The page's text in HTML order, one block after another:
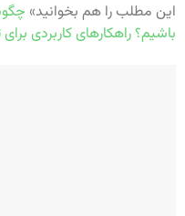
این مطلب را هم بخوانید»
باشیم؟ راهکارهای کاربردی